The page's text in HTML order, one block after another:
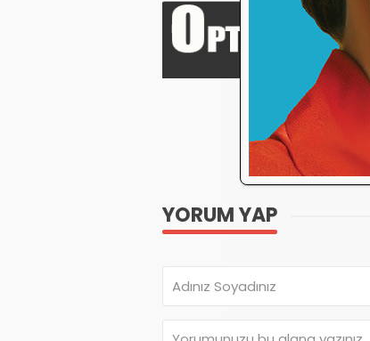
destek
YORUM YAP